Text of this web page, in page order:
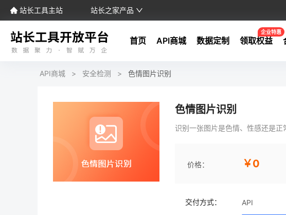
站长工具主站 站长之家产品
首页 API商城 数据定制 领取权益
企业特惠
API商城 > 安全检测 > 色情图片识别
色情图片识别
识别一张图片是色情、性感还是正
价格： ￥0
交付方式： API